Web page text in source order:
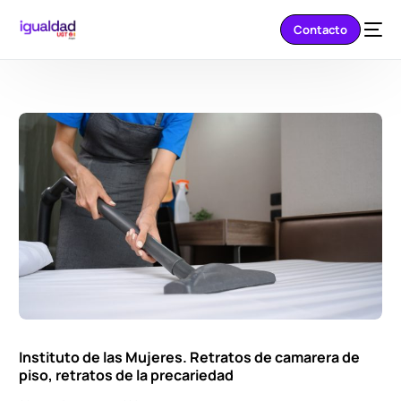
Contacto
Instituto de las Mujeres. Retratos de camarera de
piso, retratos de la precariedad